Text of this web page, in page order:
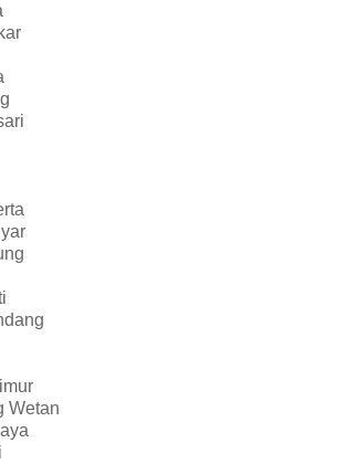
Wetan